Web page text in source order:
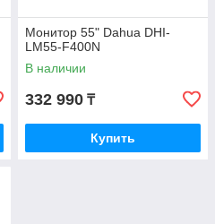
Монитор 55" Dahua DHI-
LM55-F400N
В наличии
332 990 ₸
Купить